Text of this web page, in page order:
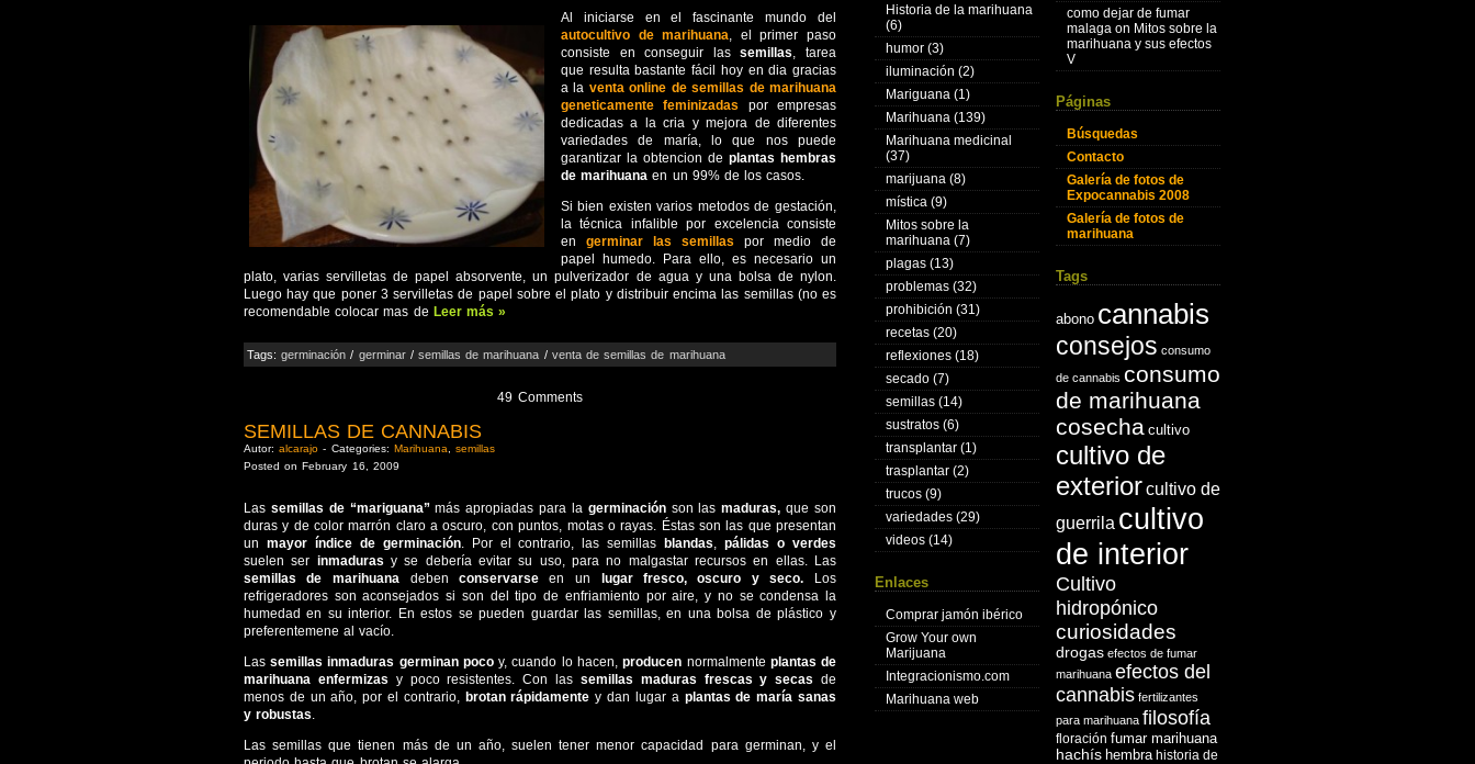
Al iniciarse en el fascinante mundo del
autocultivo de marihuana , el primer paso
consiste en conseguir lassemillas , tarea
que resulta bastante fácil hoy en dia gracias
a la venta online de semillas de marihuana
geneticamente feminizadas por empresas
dedicadas a la cria y mejora de diferentes
variedades de maría, lo que nos puede
garantizar la obtencion de plantas hembras
de marihuanaen un 99% de los casos.
Si bien existen varios metodos de gestación,
la técnica infalible por excelencia consiste
en germinar las semillas
por medio de
papel humedo. Para ello, es necesario un
plato, varias servilletas de papel absorvente, un pulverizador de agua y una bolsa de nylon.
Luego hay que poner 3 servilletas de papel sobre el plato y distribuir encima las semillas (no es
recomendable colocar mas de Leer más »
Tags:germinación / germinar/semillas de marihuana / venta de semillas de marihuana
49 Comments
SEMILLAS DE CANNABIS
Autor:alcarajo - Categories: Marihuana ,semillas
Posted on February 16, 2009
Las semillas de “mariguana”más apropiadas para la germinación son lasmaduras, que son
duras y de color marrón claro a oscuro, con puntos, motas o rayas. Éstas son las que presentan
un mayor índice de germinación. Por el contrario, las semillasblandas ,pálidas o verdes
suelen ser inmadurasy se debería evitar su uso, para no malgastar recursos en ellas. Las
semillas de marihuana deben conservarse en un lugar fresco, oscuro y seco. Los
refrigeradores son aconsejados si son del tipo de enfriamiento por aire, y no se condensa la
humedad en su interior. En estos se pueden guardar las semillas, en una bolsa de plástico y
preferentemene al vacío.
Lassemillas inmaduras germinan pocoy, cuando lo hacen,producen normalmente plantas de
marihuana enfermizas y poco resistentes. Con las semillas maduras frescas y secasde
menos de un año, por el contrario, brotan rápidamente y dan lugar a plantas de maría sanas
y robustas
Las semillas que tienen más de un año, suelen tener menor capacidad para germinan, y el
Historia de la marihuana
(6)
humor (3)
iluminación (2)
Mariguana (1)
Marihuana (139)
Marihuana medicinal
(37)
marijuana (8)
mística (9)
Mitos sobre la
marihuana (7)
plagas (13)
problemas (32)
prohibición (31)
recetas (20)
reflexiones (18)
secado (7)
semillas (14)
sustratos (6)
transplantar (1)
trasplantar (2)
trucos (9)
variedades (29)
videos (14)
Enlaces
Comprar jamón ibérico
Grow Your own
Marijuana
Integracionismo.com
Marihuana web
como dejar de fumar
malaga on Mitos sobre la
marihuana y sus efectos
V
Páginas
Búsquedas
Contacto
Galería de fotos de
Expocannabis 2008
Galería de fotos de
marihuana
Tags
abono cannabis
consejos consumo
de cannabis consumo
de marihuana
cosecha cultivo
cultivo de
exteriorcultivo de
guerrila cultivo
de interior
Cultivo
hidropónico
curiosidades
drogas efectos de fumar
marihuana efectos del
cannabis fertilizantes
para marihuana filosofía
floración fumar marihuana
hachís hembra historia de